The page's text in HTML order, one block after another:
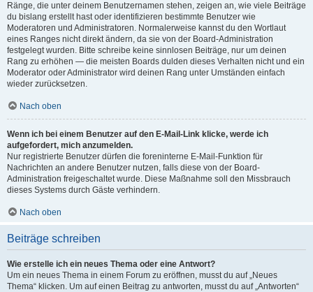
Ränge, die unter deinem Benutzernamen stehen, zeigen an, wie viele Beiträge
du bislang erstellt hast oder identifizieren bestimmte Benutzer wie
Moderatoren und Administratoren. Normalerweise kannst du den Wortlaut
eines Ranges nicht direkt ändern, da sie von der Board-Administration
festgelegt wurden. Bitte schreibe keine sinnlosen Beiträge, nur um deinen
Rang zu erhöhen — die meisten Boards dulden dieses Verhalten nicht und ein
Moderator oder Administrator wird deinen Rang unter Umständen einfach
wieder zurücksetzen.
Nach oben
Wenn ich bei einem Benutzer auf den E-Mail-Link klicke, werde ich
aufgefordert, mich anzumelden.
Nur registrierte Benutzer dürfen die foreninterne E-Mail-Funktion für
Nachrichten an andere Benutzer nutzen, falls diese von der Board-
Administration freigeschaltet wurde. Diese Maßnahme soll den Missbrauch
dieses Systems durch Gäste verhindern.
Nach oben
Beiträge schreiben
Wie erstelle ich ein neues Thema oder eine Antwort?
Um ein neues Thema in einem Forum zu eröffnen, musst du auf „Neues
Thema“ klicken. Um auf einen Beitrag zu antworten, musst du auf „Antworten“